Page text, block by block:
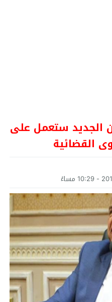
الجديد ستعمل على
القضائية